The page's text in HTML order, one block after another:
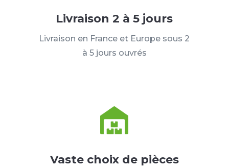
Livraison 2 à 5 jours
Livraison en France et Europe sous 2
à 5 jours ouvrés
Vaste choix de pièces